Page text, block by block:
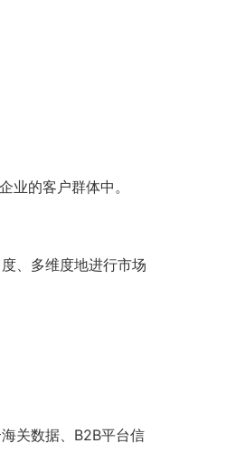
业的客户群体中。
度、多维度地进行市场
关数据、B2B平台信